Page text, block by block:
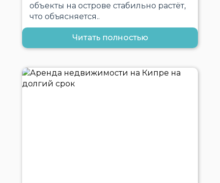
объекты на острове стабильно растёт,
что объясняется..
Читать полностью